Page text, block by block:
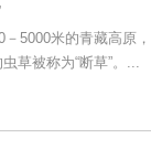
5000米的青藏高原
草被称为“断草”。...